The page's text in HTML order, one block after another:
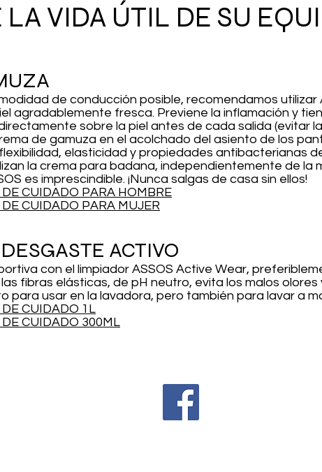
VIDA ÚTIL DE SU
de conducción posible, recomendamos utilizar
agradablemente fresca. Previene la inflamación y
sobre la piel antes de cada salida (evitar
de gamuza en el acolchado del asiento de los
elasticidad y propiedades antibacterianas
la crema para badana, independientemente de la
es imprescindible. ¡Nunca salgas de casa sin ellos!
CUIDADO PARA HOMBRE
CUIDADO PARA MUJER
ACTIVO
con el limpiador ASSOS Active Wear,
fibras elásticas, de pH neutro, evita los malos
para usar en la lavadora, pero también para lavar a
CUIDADO 1L
CUIDADO 300ML